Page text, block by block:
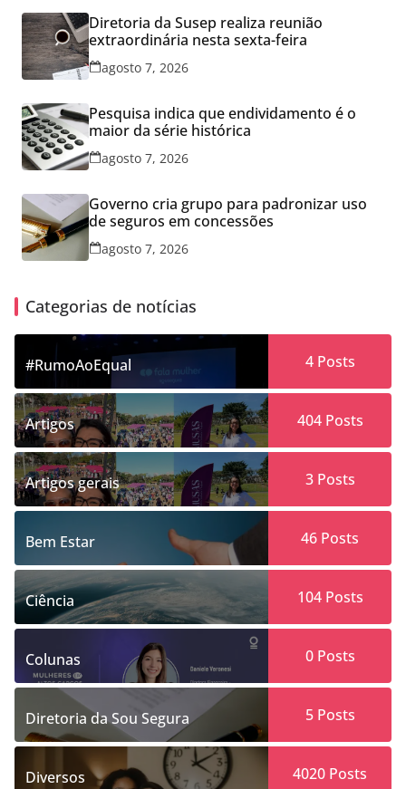
Diretoria da Susep realiza reunião
extraordinária nesta sexta-feira
agosto 7, 2026
Pesquisa indica que endividamento é o
maior da série histórica
agosto 7, 2026
Governo cria grupo para padronizar uso
de seguros em concessões
agosto 7, 2026
Categorias de notícias
#RumoAoEqual 4Posts
Artigos 404Posts
Artigos gerais 3Posts
Bem Estar 46 Posts
Ciência 104Posts
Colunas 0Posts
Diretoria da Sou Segura 5Posts
Diversos 4020 Posts